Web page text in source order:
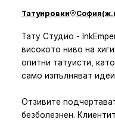
Татуировки София(
Тату Студио -
високото ниво на
опитни татуисти,
само изпълняват
Отзивите
безболезнен.